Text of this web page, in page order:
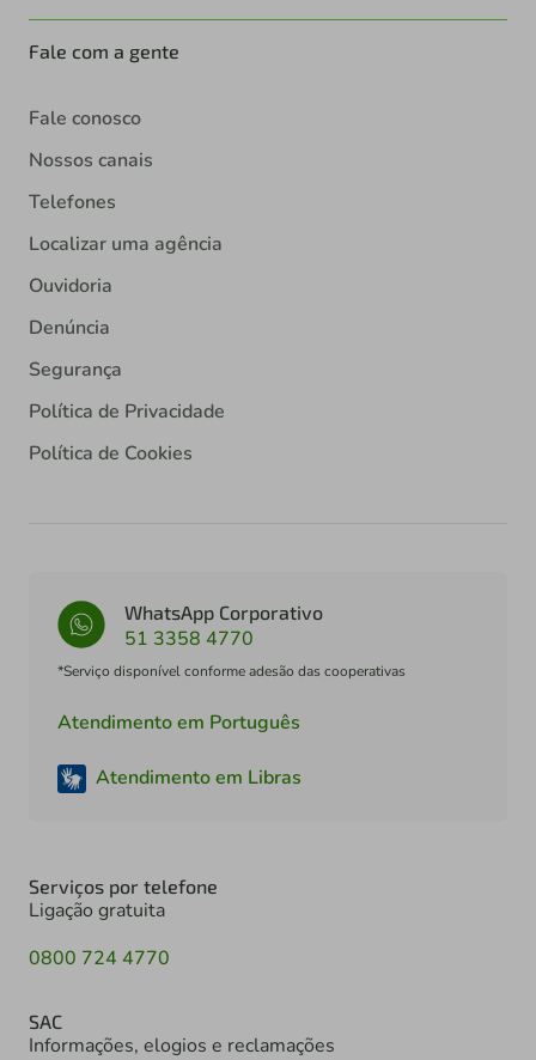
Fale com a gente
Fale conosco
Nossos canais
Telefones
Localizar uma agência
Ouvidoria
Denúncia
Segurança
Política de Privacidade
Política de Cookies
WhatsApp Corporativo
51 3358 4770
*Serviço disponível conforme adesão das cooperativas
Atendimento em Português
Atendimento em Libras
Serviços por telefone
Ligação gratuita
0800 724 4770
SAC
Informações, elogios e reclamações